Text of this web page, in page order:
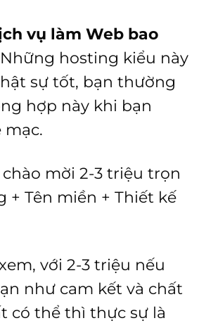
vụ làm Web bao
Những hosting kiểu này
sự tốt, bạn thường
hợp này khi bạn
mạc.
mời 2-3 triệu trọn
+ Tên miền + Thiết kế
với 2-3 triệu nếu
như cam kết và chất
có thể thì thực sự là